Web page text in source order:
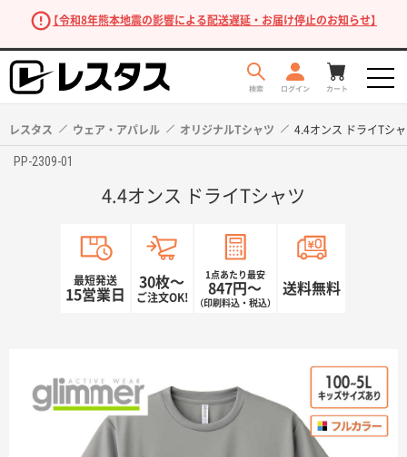
【令和8年熊本地震の影響による配送遅延・お届け停止のお知らせ】
レスタス ウェア・アパレル オリジナルTシャツ 4.4オンス ドライTシ
PP-2309-01
4.4オンス ドライTシャツ
最短発送
15営業日
30枚〜
ご注文OK!
1点あたり最安
847円〜
（印刷料込・税込）
送料無料